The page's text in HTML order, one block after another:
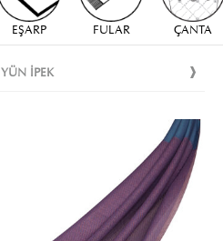
EŞARP FULAR ÇANTA
YÜN İPEK